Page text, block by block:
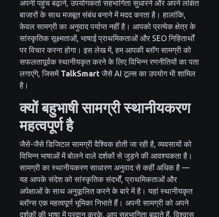
अपनी पहुंच बढ़ाने, उपयोगकर्ता सहभागिता सुधारने और अपने लक्षित
बाजारों के साथ मजबूत संबंध बनाने में मदद करता है। हालांकि,
केवल सामग्री का अनुवाद पर्याप्त नहीं है। आपको प्रत्येक क्षेत्र के
सांस्कृतिक सूक्ष्मताओं, भाषाई प्राथमिकताओं और SEO निहितार्थों
पर विचार करना होगा। इस लेख में, हम आपकी ब्लॉग सामग्री को
सफलतापूर्वक स्थानीयकृत करने के लिए विभिन्न रणनीतियों का पता
लगाएंगे, जिसमें TalkSmart जैसे AI टूल्स का उपयोग भी शामिल
है।
क्यों बहुभाषी सामग्री स्थानीयकरण
महत्वपूर्ण है
जैसे-जैसे डिजिटल सामग्री वैश्विक होती जा रही है, व्यवसायों को
विभिन्न भाषाओं में बोलने वाले दर्शकों से जुड़ने की आवश्यकता है।
सामग्री का स्थानीयकरण साधारण अनुवाद से कहीं अधिक है —
यह आपके संदेश को सांस्कृतिक संदर्भों, प्राथमिकताओं और
अपेक्षाओं के साथ अनुकूलित करने के बारे में है। यहां स्थानीयकृत
ब्लॉग्स एक महत्वपूर्ण भूमिका निभाते हैं। अपनी सामग्री को अपने
दर्शकों की भाषा में प्रदान करके, आप सहभागिता बढ़ाते हैं, विश्वास